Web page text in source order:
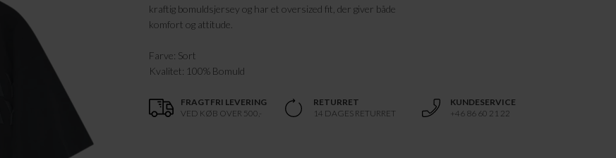
kraftig bomuldsjersey og har et oversized fit, der giver både
komfort og attitude.
Farve: Sort
Kvalitet: 100% Bomuld
FRAGTFRI LEVERING
VED KØB OVER 500,-
RETURRET
14 DAGES RETURRET
KUNDESERVICE
+46 86 60 21 22